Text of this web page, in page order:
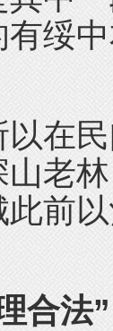
绥
民
老
前
合法”